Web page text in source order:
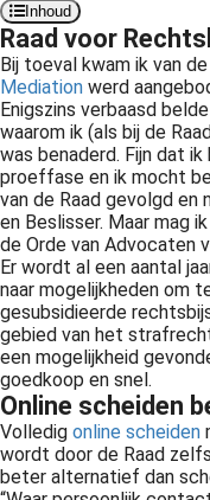
Inhoud
Raad voor
Bij toeval kwam ik van
Mediation werd
Enigszins verbaasd
waarom ik (als bij de
was benaderd. Fijn dat
proeffase en ik mocht
van de Raad gevolgd en
en Beslisser. Maar mag
de Orde van Advocaten
Er wordt al een aantal
naar mogelijkheden om
gesubsidieerde
gebied van het
een mogelijkheid
goedkoop en snel.
Online scheiden
Volledig online scheiden
wordt door de Raad
beter alternatief dan